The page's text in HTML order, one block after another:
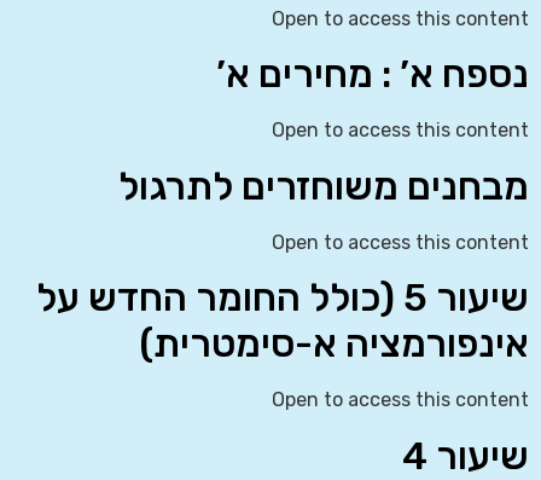
Open to access this content
נספח א’ : מחירים א’
Open to access this content
מבחנים משוחזרים לתרגול
Open to access this content
שיעור 5 (כולל החומר החדש על
אינפורמציה א-סימטרית)
Open to access this content
שיעור 4